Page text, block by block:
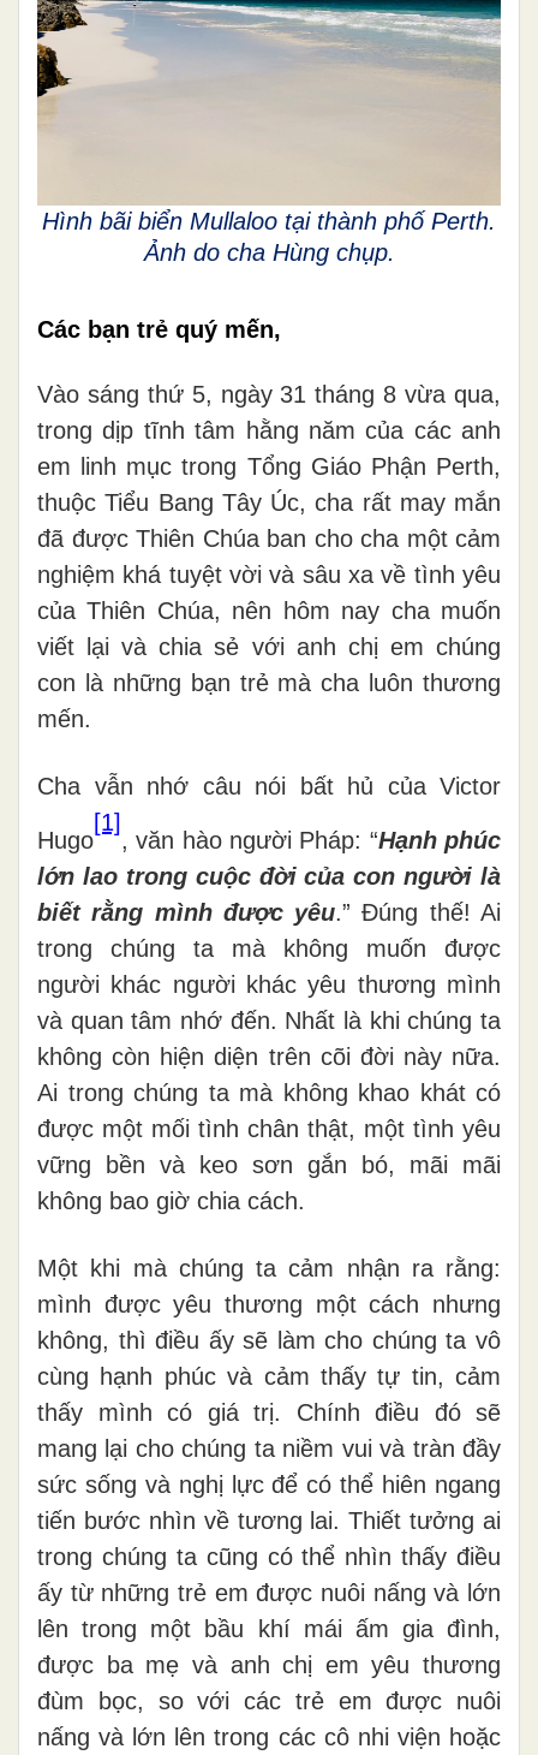
Hình bãi biển Mullaloo tại thành phố Perth.
Ảnh do cha Hùng chụp.
Các bạn trẻ quý mến,
Vào sáng thứ 5, ngày 31 tháng 8 vừa qua,
trong dịp tĩnh tâm hằng năm của các anh
em linh mục trong Tổng Giáo Phận Perth,
thuộc Tiểu Bang Tây Úc, cha rất may mắn
đã được Thiên Chúa ban cho cha một cảm
nghiệm khá tuyệt vời và sâu xa về tình yêu
của Thiên Chúa, nên hôm nay cha muốn
viết lại và chia sẻ với anh chị em chúng
con là những bạn trẻ mà cha luôn thương
mến.
Cha vẫn nhớ câu nói bất hủ của Victor
Hugo
[1]
, văn hào người Pháp: “Hạnh phúc
lớn lao trong cuộc đời của con người là
biết rằng mình được yêu.” Đúng thế! Ai
trong chúng ta mà không muốn được
người khác người khác yêu thương mình
và quan tâm nhớ đến. Nhất là khi chúng ta
không còn hiện diện trên cõi đời này nữa.
Ai trong chúng ta mà không khao khát có
được một mối tình chân thật, một tình yêu
vững bền và keo sơn gắn bó, mãi mãi
không bao giờ chia cách.
Một khi mà chúng ta cảm nhận ra rằng:
mình được yêu thương một cách nhưng
không, thì điều ấy sẽ làm cho chúng ta vô
cùng hạnh phúc và cảm thấy tự tin, cảm
thấy mình có giá trị. Chính điều đó sẽ
mang lại cho chúng ta niềm vui và tràn đầy
sức sống và nghị lực để có thể hiên ngang
tiến bước nhìn về tương lai. Thiết tưởng ai
trong chúng ta cũng có thể nhìn thấy điều
ấy từ những trẻ em được nuôi nấng và lớn
lên trong một bầu khí mái ấm gia đình,
được ba mẹ và anh chị em yêu thương
đùm bọc, so với các trẻ em được nuôi
nấng và lớn lên trong các cô nhi viện hoặc